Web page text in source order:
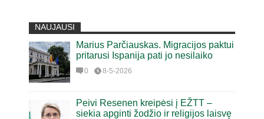
NAUJAUSI
Marius Parčiauskas. Migracijos paktui
pritarusi Ispanija pati jo nesilaiko
0 8-5-2026
Peivi Resenen kreipėsi į EŽTT –
siekia apginti žodžio ir religijos laisvę